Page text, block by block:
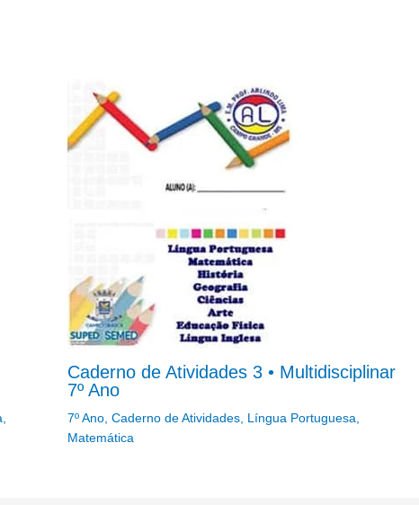
,
Caderno de Atividades 3 • Multidisciplinar
7º Ano
7º Ano, Caderno de Atividades, Língua Portuguesa,
Matemática